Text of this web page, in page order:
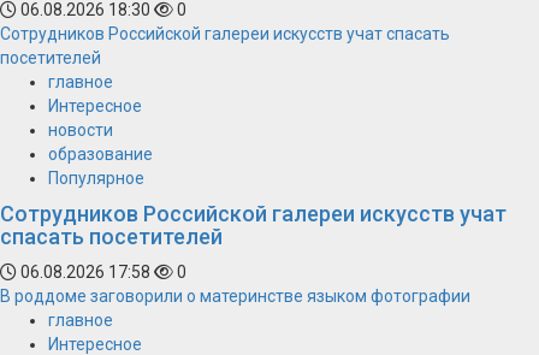
06.08.2026 18:30
0
Сотрудников Российской галереи искусств учат спасать
посетителей
главное
Интересное
новости
образование
Популярное
Сотрудников Российской галереи искусств учат
спасать посетителей
06.08.2026 17:58
0
В роддоме заговорили о материнстве языком фотографии
главное
Интересное